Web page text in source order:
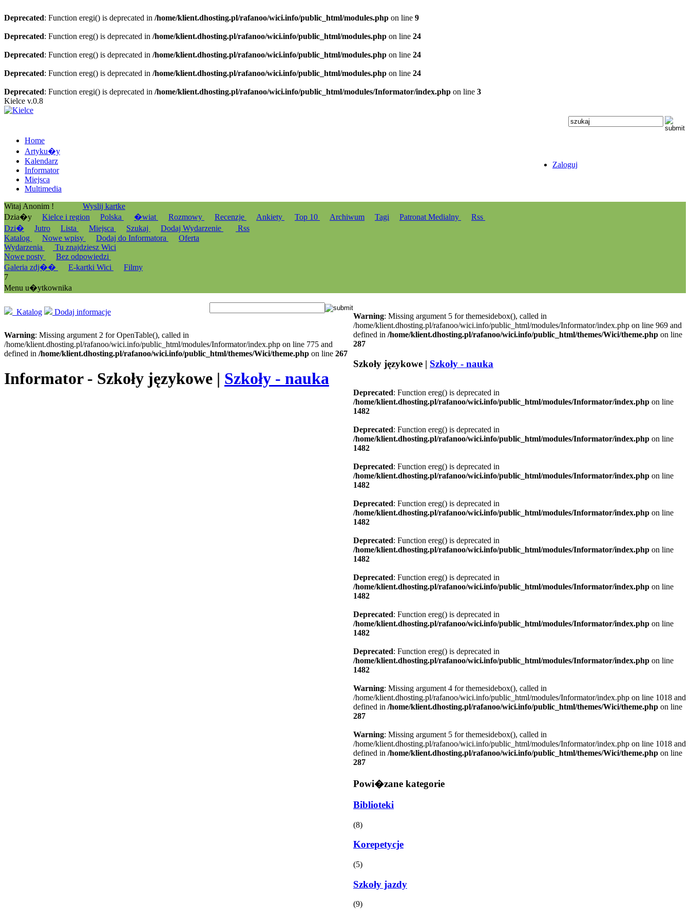
Deprecated: Function eregi() is deprecated in /home/klient.dhosting.pl/rafanoo/wici.info/public_html/modules.php on line 9
Deprecated: Function ereg() is deprecated in /home/klient.dhosting.pl/rafanoo/wici.info/public_html/modules.php on line 24
Deprecated: Function ereg() is deprecated in /home/klient.dhosting.pl/rafanoo/wici.info/public_html/modules.php on line 24
Deprecated: Function ereg() is deprecated in /home/klient.dhosting.pl/rafanoo/wici.info/public_html/modules.php on line 24
Deprecated: Function eregi() is deprecated in /home/klient.dhosting.pl/rafanoo/wici.info/public_html/modules/Informator/index.php on line 3
Kielce v.0.8
Home
Artyku�y
Kalendarz
Informator
Miejsca
Multimedia
Zaloguj
Witaj Anonim !
Wyslij kartke
Dzia�y
Kielce i region Polska �wiat Rozmowy Recenzje Ankiety Top 10 Archiwum Tagi Patronat Medialny
Rss
Dzi�
Jutro Lista Miejsca Szukaj Dodaj Wydarzenie
Rss
Katalog
Nowe wpisy Dodaj do Informatora
Oferta
Wydarzenia
Tu znajdziesz Wici
Nowe posty
Bez odpowiedzi
Galeria zdj��
E-kartki Wici
Filmy
7
Menu u�ytkownika
Katalog Dodaj informacje
Warning: Missing argument 2 for OpenTable(), called in
/home/klient.dhosting.pl/rafanoo/wici.info/public_html/modules/Informator/index.php on line 775 and
defined in /home/klient.dhosting.pl/rafanoo/wici.info/public_html/themes/Wici/theme.php on line 267
Informator - Szkoły językowe | Szkoły - nauka
Warning: Missing argument 5 for themesidebox(), called in
/home/klient.dhosting.pl/rafanoo/wici.info/public_html/modules/Informator/index.php on line 969 and
defined in /home/klient.dhosting.pl/rafanoo/wici.info/public_html/themes/Wici/theme.php on line
287
Szkoły językowe | Szkoły - nauka
Deprecated: Function ereg() is deprecated in
/home/klient.dhosting.pl/rafanoo/wici.info/public_html/modules/Informator/index.php on line
1482
Deprecated: Function ereg() is deprecated in
/home/klient.dhosting.pl/rafanoo/wici.info/public_html/modules/Informator/index.php on line
1482
Deprecated: Function ereg() is deprecated in
/home/klient.dhosting.pl/rafanoo/wici.info/public_html/modules/Informator/index.php on line
1482
Deprecated: Function ereg() is deprecated in
/home/klient.dhosting.pl/rafanoo/wici.info/public_html/modules/Informator/index.php on line
1482
Deprecated: Function ereg() is deprecated in
/home/klient.dhosting.pl/rafanoo/wici.info/public_html/modules/Informator/index.php on line
1482
Deprecated: Function ereg() is deprecated in
/home/klient.dhosting.pl/rafanoo/wici.info/public_html/modules/Informator/index.php on line
1482
Deprecated: Function ereg() is deprecated in
/home/klient.dhosting.pl/rafanoo/wici.info/public_html/modules/Informator/index.php on line
1482
Deprecated: Function ereg() is deprecated in
/home/klient.dhosting.pl/rafanoo/wici.info/public_html/modules/Informator/index.php on line
1482
Warning: Missing argument 4 for themesidebox(), called in
/home/klient.dhosting.pl/rafanoo/wici.info/public_html/modules/Informator/index.php on line 1018 and
defined in /home/klient.dhosting.pl/rafanoo/wici.info/public_html/themes/Wici/theme.php on line
287
Warning: Missing argument 5 for themesidebox(), called in
/home/klient.dhosting.pl/rafanoo/wici.info/public_html/modules/Informator/index.php on line 1018 and
defined in /home/klient.dhosting.pl/rafanoo/wici.info/public_html/themes/Wici/theme.php on line
287
Powi�zane kategorie
Biblioteki
(8)
Korepetycje
(5)
Szkoły jazdy
(9)